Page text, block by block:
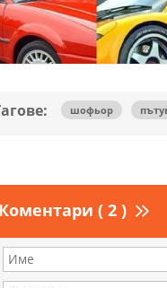
шофьор
Коментари ( 2 )